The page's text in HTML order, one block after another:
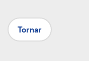
XTornar